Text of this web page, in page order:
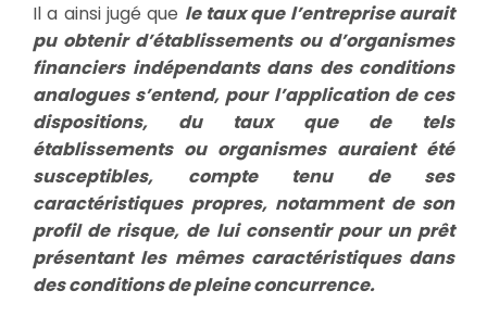
Il a ainsi jugé que le taux que l’entreprise aurait
pu obtenir d’établissements ou d’organismes
financiers indépendants dans des conditions
analogues s’entend, pour l’application de ces
dispositions, du taux que de tels
établissements ou organismes auraient été
susceptibles, compte tenu de ses
caractéristiques propres, notamment de son
profil de risque, de lui consentir pour un prêt
présentant les mêmes caractéristiques dans
des conditions de pleine concurrence.